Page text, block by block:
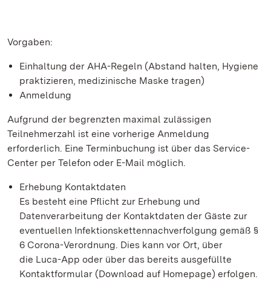
Vorgaben:
Einhaltung der AHA-Regeln (Abstand halten, Hygiene
praktizieren, medizinische Maske tragen)
Anmeldung
Aufgrund der begrenzten maximal zulässigen
Teilnehmerzahl ist eine vorherige Anmeldung
erforderlich. Eine Terminbuchung ist über das Service-
Center per Telefon oder E-Mail möglich.
Erhebung Kontaktdaten
Es besteht eine Pflicht zur Erhebung und
Datenverarbeitung der Kontaktdaten der Gäste zur
eventuellen Infektionskettennachverfolgung gemäß §
6 Corona-Verordnung. Dies kann vor Ort, über
die Luca-App oder über das bereits ausgefüllte
Kontaktformular (Download auf Homepage) erfolgen.